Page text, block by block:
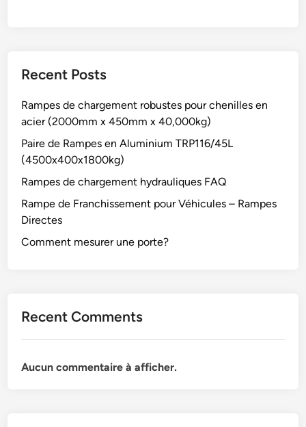
Recent Posts
Rampes de chargement robustes pour chenilles en
acier (2000mm x 450mm x 40,000kg)
Paire de Rampes en Aluminium TRP116/45L
(4500x400x1800kg)
Rampes de chargement hydrauliques FAQ
Rampe de Franchissement pour Véhicules – Rampes
Directes
Comment mesurer une porte?
Recent Comments
Aucun commentaire à afficher.